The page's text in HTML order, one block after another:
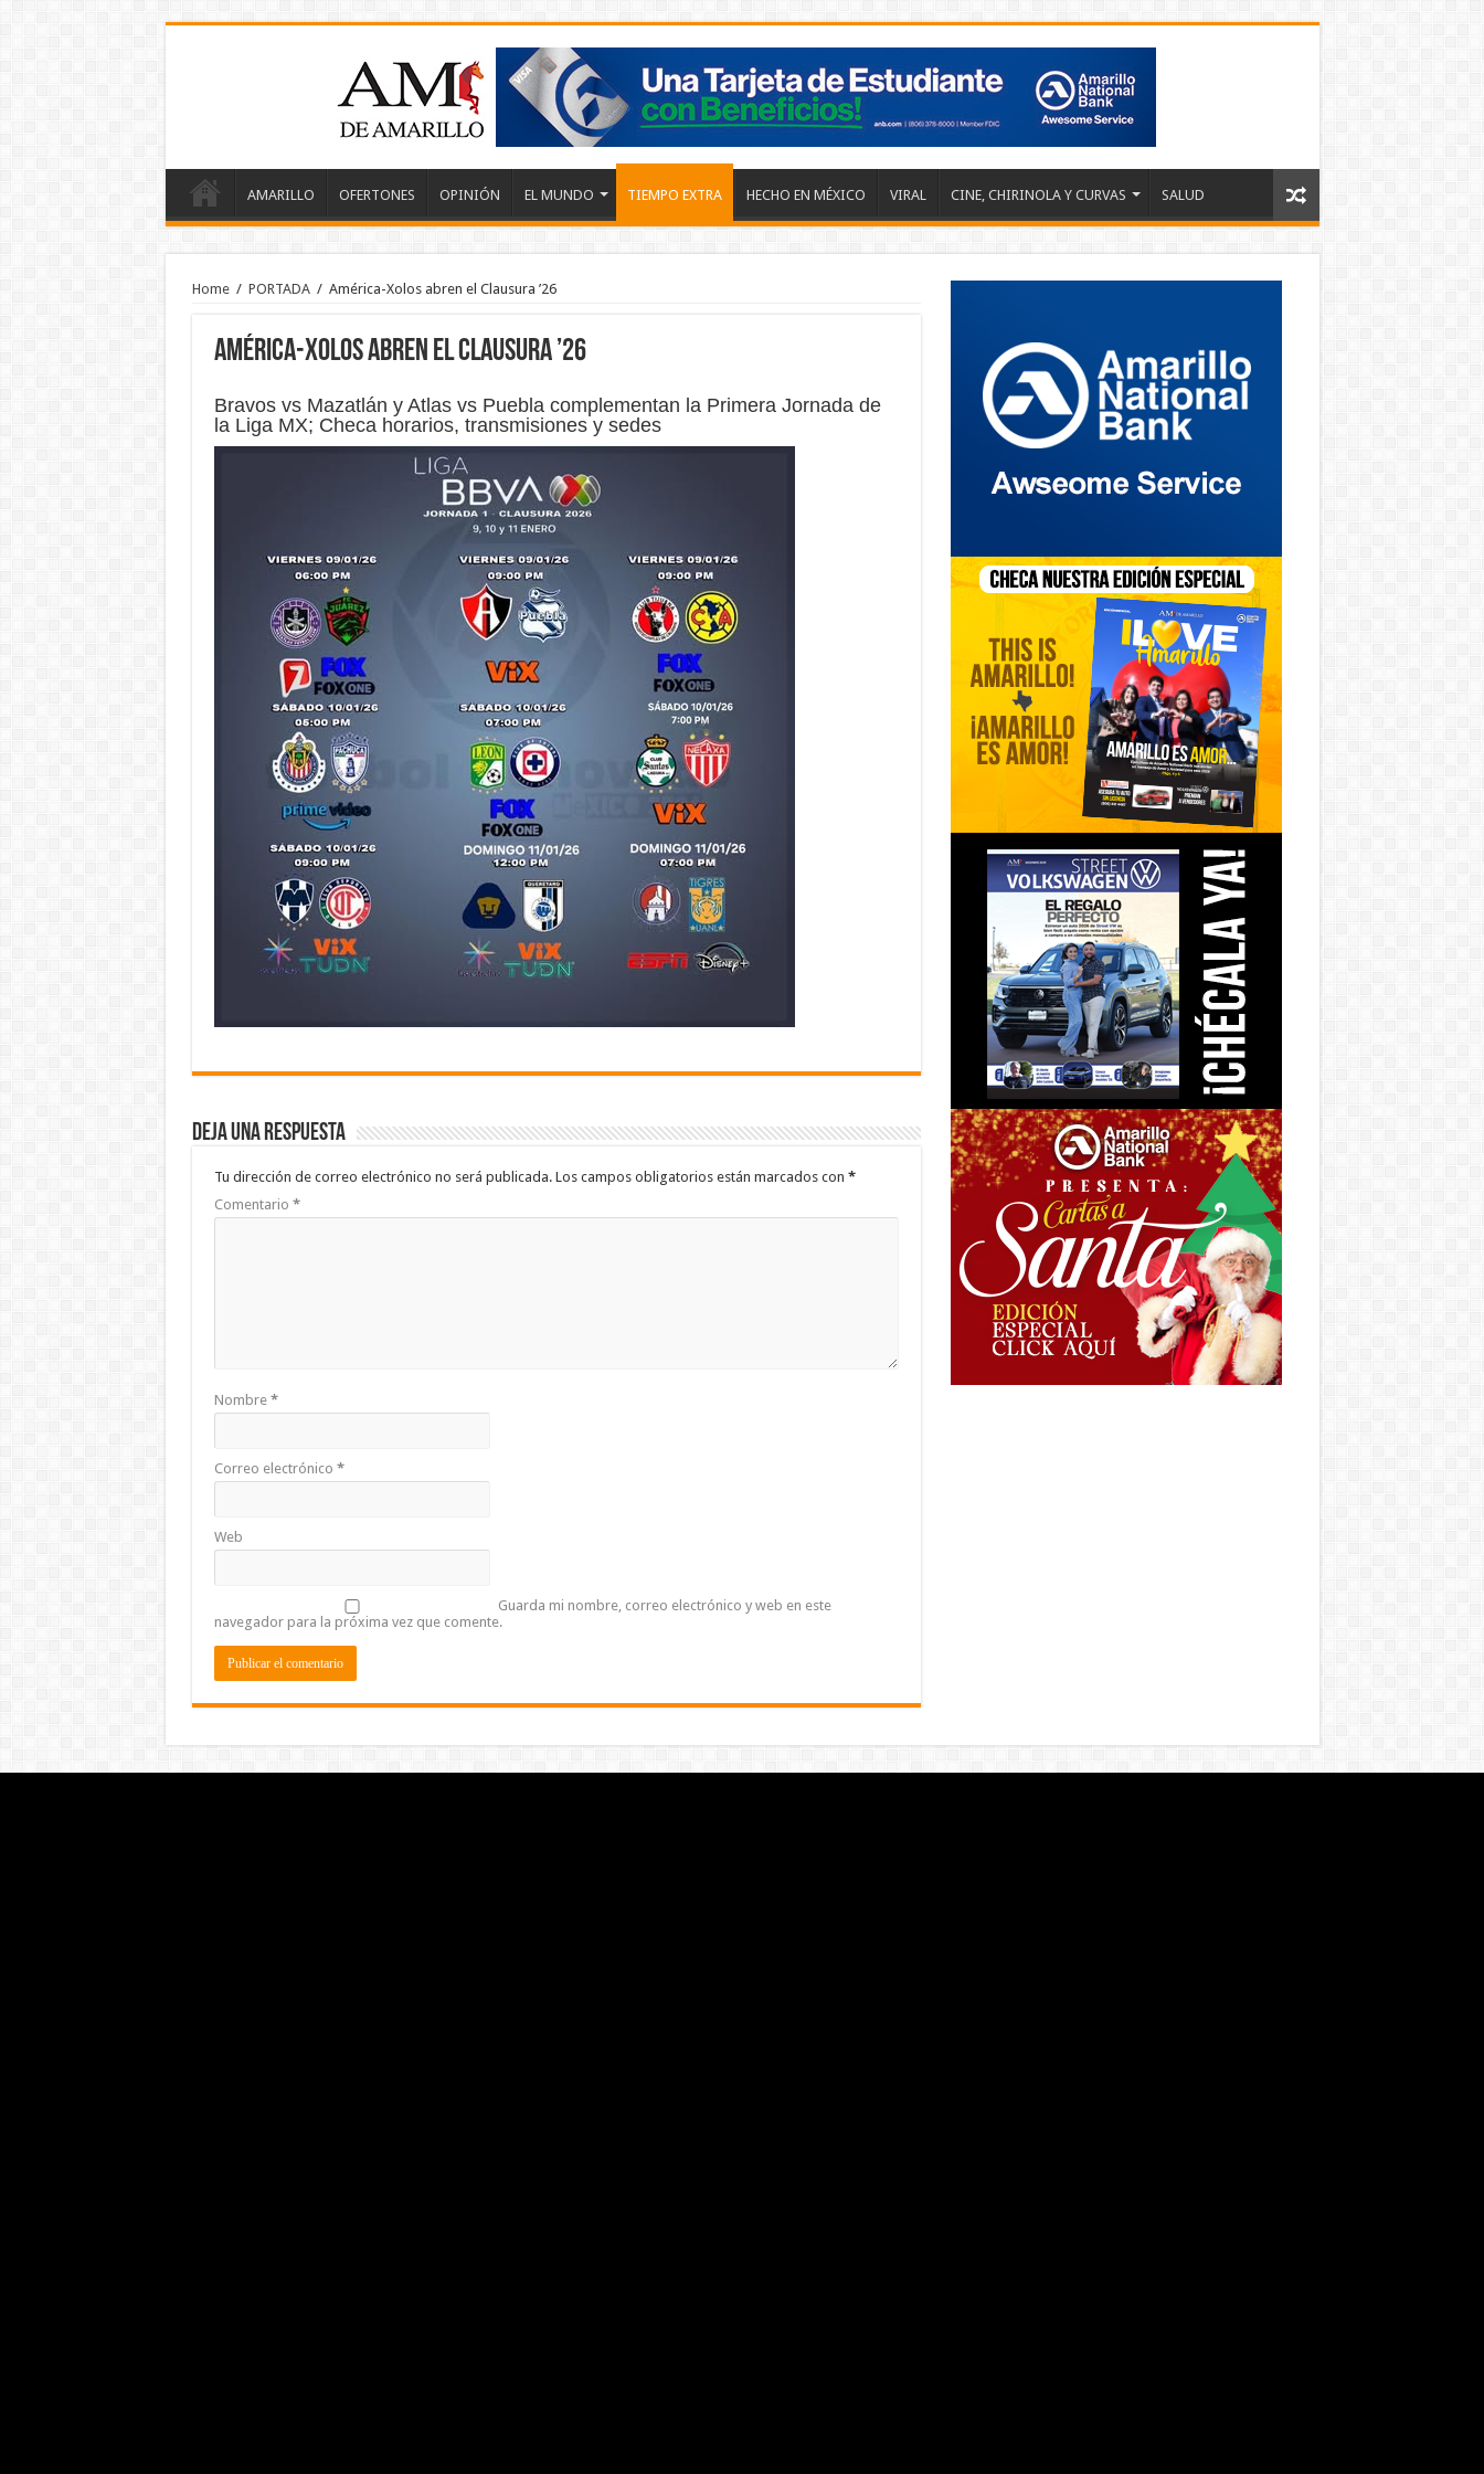
AMARILLO OFERTONES OPINIÓN EL MUNDO TIEMPO EXTRA HECHO EN MÉXICO VIRAL CINE, CHIRINOLA Y CURVAS SALUD
Home / PORTADA / América-Xolos abren el Clausura ’26
América-Xolos abren el Clausura ’26
Bravos vs Mazatlán y Atlas vs Puebla complementan la Primera Jornada de
la Liga MX; Checa horarios, transmisiones y sedes
Deja una respuesta
Tu dirección de correo electrónico no será publicada. Los campos obligatorios están marcados con *
Comentario *
Nombre *
Correo electrónico *
Web
Guarda mi nombre, correo electrónico y web en este
navegador para la próxima vez que comente.